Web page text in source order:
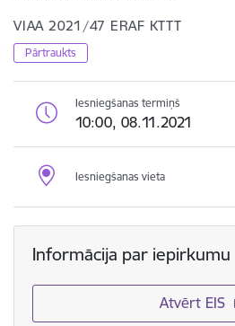
VIAA 2021/47 ERAF KTTT
Pārtraukts
Iesniegšanas termiņš
10:00, 08.11.2021
Iesniegšanas vieta
Informācija par iepirkumu
Atvērt EIS